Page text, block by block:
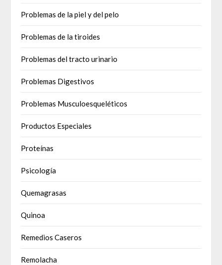
Problemas de la piel y del pelo
Problemas de la tiroides
Problemas del tracto urinario
Problemas Digestivos
Problemas Musculoesqueléticos
Productos Especiales
Proteínas
Psicología
Quemagrasas
Quinoa
Remedios Caseros
Remolacha